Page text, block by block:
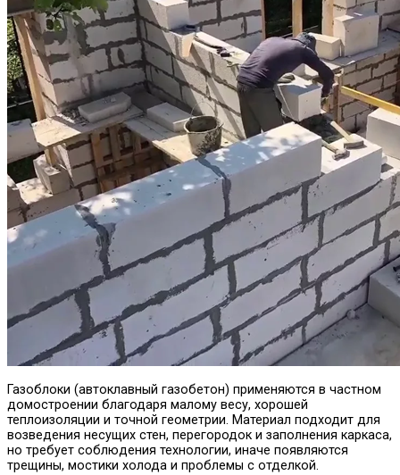
Газоблоки (автоклавный газобетон) применяются в частном
домостроении благодаря малому весу, хорошей
теплоизоляции и точной геометрии. Материал подходит для
возведения несущих стен, перегородок и заполнения каркаса,
но требует соблюдения технологии, иначе появляются
трещины, мостики холода и проблемы с отделкой.